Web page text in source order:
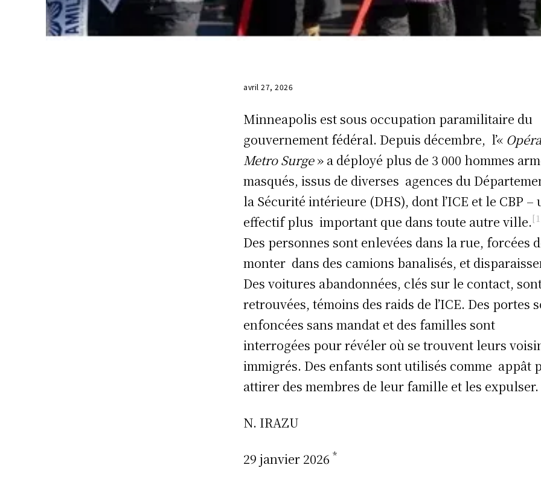
avril 27, 2026
Minneapolis est sous occupation paramilitaire du
gouvernement fédéral. Depuis décembre, l’«
Metro Surge» a déployé plus de 3 000 hommes
masqués, issus de diverses agences du
la Sécurité intérieure (DHS), dont l’ICE et le CBP –
effectif plus important que dans toute autre ville.
Des personnes sont enlevées dans la rue, forcées
monter dans des camions banalisés, et
Des voitures abandonnées, clés sur le contact,
retrouvées, témoins des raids de l’ICE. Des portes
enfoncées sans mandat et des familles sont
interrogées pour révéler où se trouvent leurs
immigrés. Des enfants sont utilisés comme appât
attirer des membres de leur famille et les expulser.
N. IRAZU
29 janvier 2026*